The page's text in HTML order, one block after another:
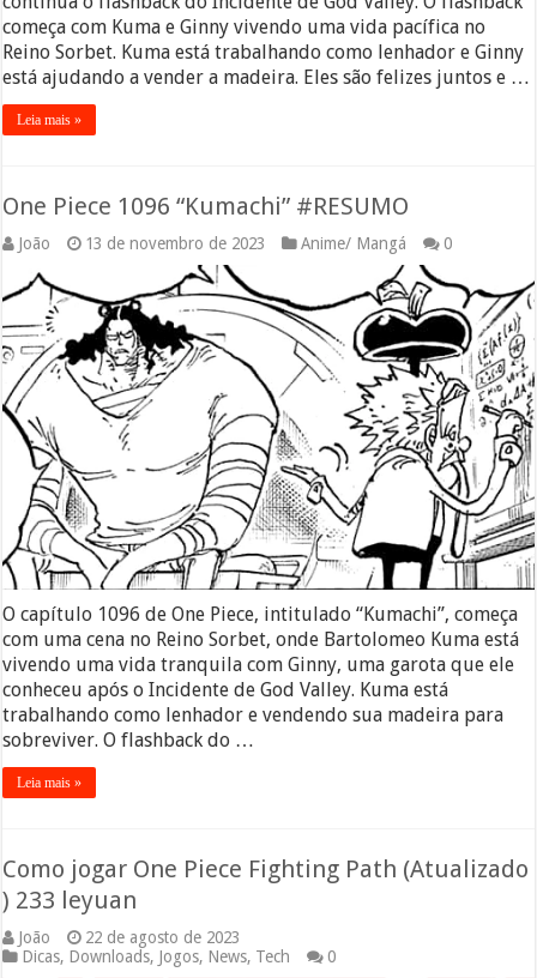
começa com Kuma e Ginny vivendo uma vida pacífica no
Reino Sorbet. Kuma está trabalhando como lenhador e Ginny
está ajudando a vender a madeira. Eles são felizes juntos e …
Leia mais »
One Piece 1096 “Kumachi” #RESUMO
João 13 de novembro de 2023 Anime/ Mangá 0
O capítulo 1096 de One Piece, intitulado “Kumachi”, começa
com uma cena no Reino Sorbet, onde Bartolomeo Kuma está
vivendo uma vida tranquila com Ginny, uma garota que ele
conheceu após o Incidente de God Valley. Kuma está
trabalhando como lenhador e vendendo sua madeira para
sobreviver. O flashback do …
Leia mais »
Como jogar One Piece Fighting Path (Atualizado
) 233 leyuan
João
22 de agosto de 2023
Dicas, Downloads, Jogos, News, Tech 0